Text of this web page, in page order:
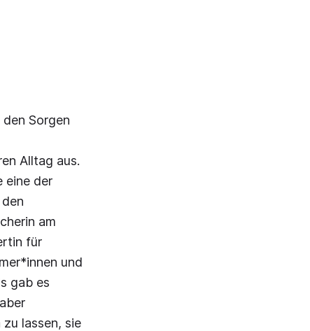
Sorgen
Alltag aus.
eine der
am
für
und
gab es
lassen, sie